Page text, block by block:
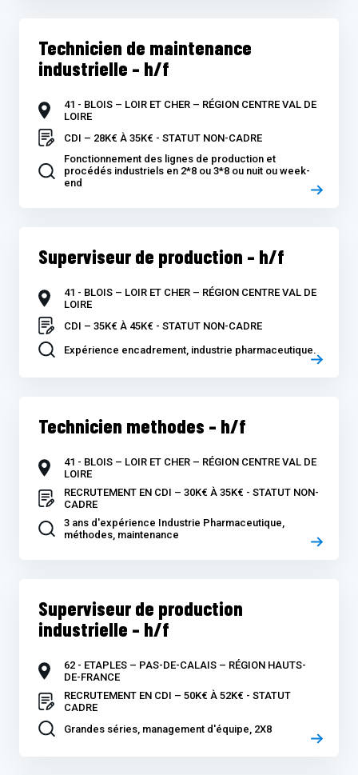
Technicien de maintenance
industrielle – h/f
41 - BLOIS – LOIR ET CHER – RÉGION CENTRE VAL DE
LOIRE
CDI – 28K€ À 35K€ - STATUT NON-CADRE
Fonctionnement des lignes de production et
procédés industriels en 2*8 ou 3*8 ou nuit ou week-
end
Superviseur de production – h/f
41 - BLOIS – LOIR ET CHER – RÉGION CENTRE VAL DE
LOIRE
CDI – 35K€ À 45K€ - STATUT NON-CADRE
Expérience encadrement, industrie pharmaceutique.
Technicien methodes – h/f
41 - BLOIS – LOIR ET CHER – RÉGION CENTRE VAL DE
LOIRE
RECRUTEMENT EN CDI – 30K€ À 35K€ - STATUT NON-
CADRE
3 ans d'expérience Industrie Pharmaceutique,
méthodes, maintenance
Superviseur de production
industrielle – h/f
62 - ETAPLES – PAS-DE-CALAIS – RÉGION HAUTS-
DE-FRANCE
RECRUTEMENT EN CDI – 50K€ À 52K€ - STATUT
CADRE
Grandes séries, management d'équipe, 2X8